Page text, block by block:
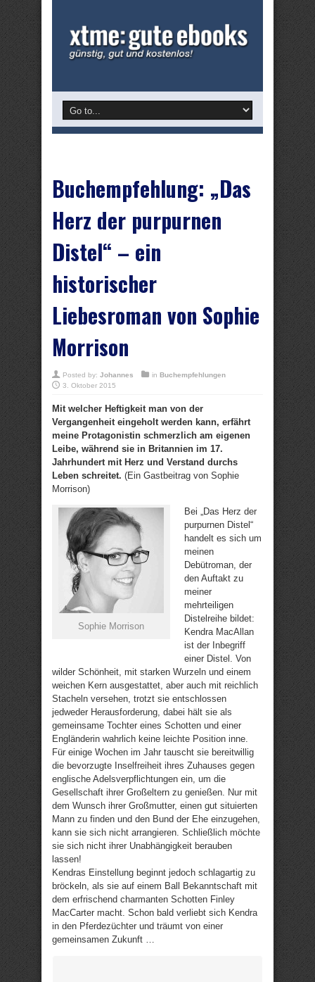
Buchempfehlung: „Das
Herz der purpurnen
Distel“ – ein
historischer
Liebesroman von Sophie
Morrison
Posted by: Johannes in Buchempfehlungen
3. Oktober 2015
Mit welcher Heftigkeit man von der
Vergangenheit eingeholt werden kann, erfährt
meine Protagonistin schmerzlich am eigenen
Leibe, während sie in Britannien im 17.
Jahrhundert mit Herz und Verstand durchs
Leben schreitet. (Ein Gastbeitrag von Sophie
Morrison)
Sophie Morrison
Bei „Das Herz der
purpurnen Distel“
handelt es sich um
meinen
Debütroman, der
den Auftakt zu
meiner
mehrteiligen
Distelreihe bildet:
Kendra MacAllan
ist der Inbegriff
einer Distel. Von
wilder Schönheit, mit starken Wurzeln und einem
weichen Kern ausgestattet, aber auch mit reichlich
Stacheln versehen, trotzt sie entschlossen
jedweder Herausforderung, dabei hält sie als
gemeinsame Tochter eines Schotten und einer
Engländerin wahrlich keine leichte Position inne.
Für einige Wochen im Jahr tauscht sie bereitwillig
die bevorzugte Inselfreiheit ihres Zuhauses gegen
englische Adelsverpflichtungen ein, um die
Gesellschaft ihrer Großeltern zu genießen. Nur mit
dem Wunsch ihrer Großmutter, einen gut situierten
Mann zu finden und den Bund der Ehe einzugehen,
kann sie sich nicht arrangieren. Schließlich möchte
sie sich nicht ihrer Unabhängigkeit berauben
lassen!
Kendras Einstellung beginnt jedoch schlagartig zu
bröckeln, als sie auf einem Ball Bekanntschaft mit
dem erfrischend charmanten Schotten Finley
MacCarter macht. Schon bald verliebt sich Kendra
in den Pferdezüchter und träumt von einer
gemeinsamen Zukunft …